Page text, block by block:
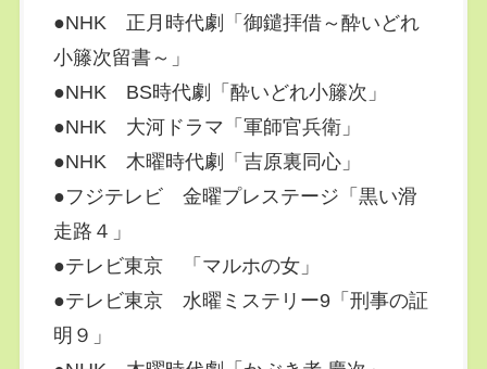
●NHK 正月時代劇「御鑓拝借～酔いどれ
小籐次留書～」
●NHK BS時代劇「酔いどれ小籐次」
●NHK 大河ドラマ「軍師官兵衛」
●NHK 木曜時代劇「吉原裏同心」
●フジテレビ 金曜プレステージ「黒い滑
走路４」
●テレビ東京 「マルホの女」
●テレビ東京 水曜ミステリー9「刑事の証
明９」